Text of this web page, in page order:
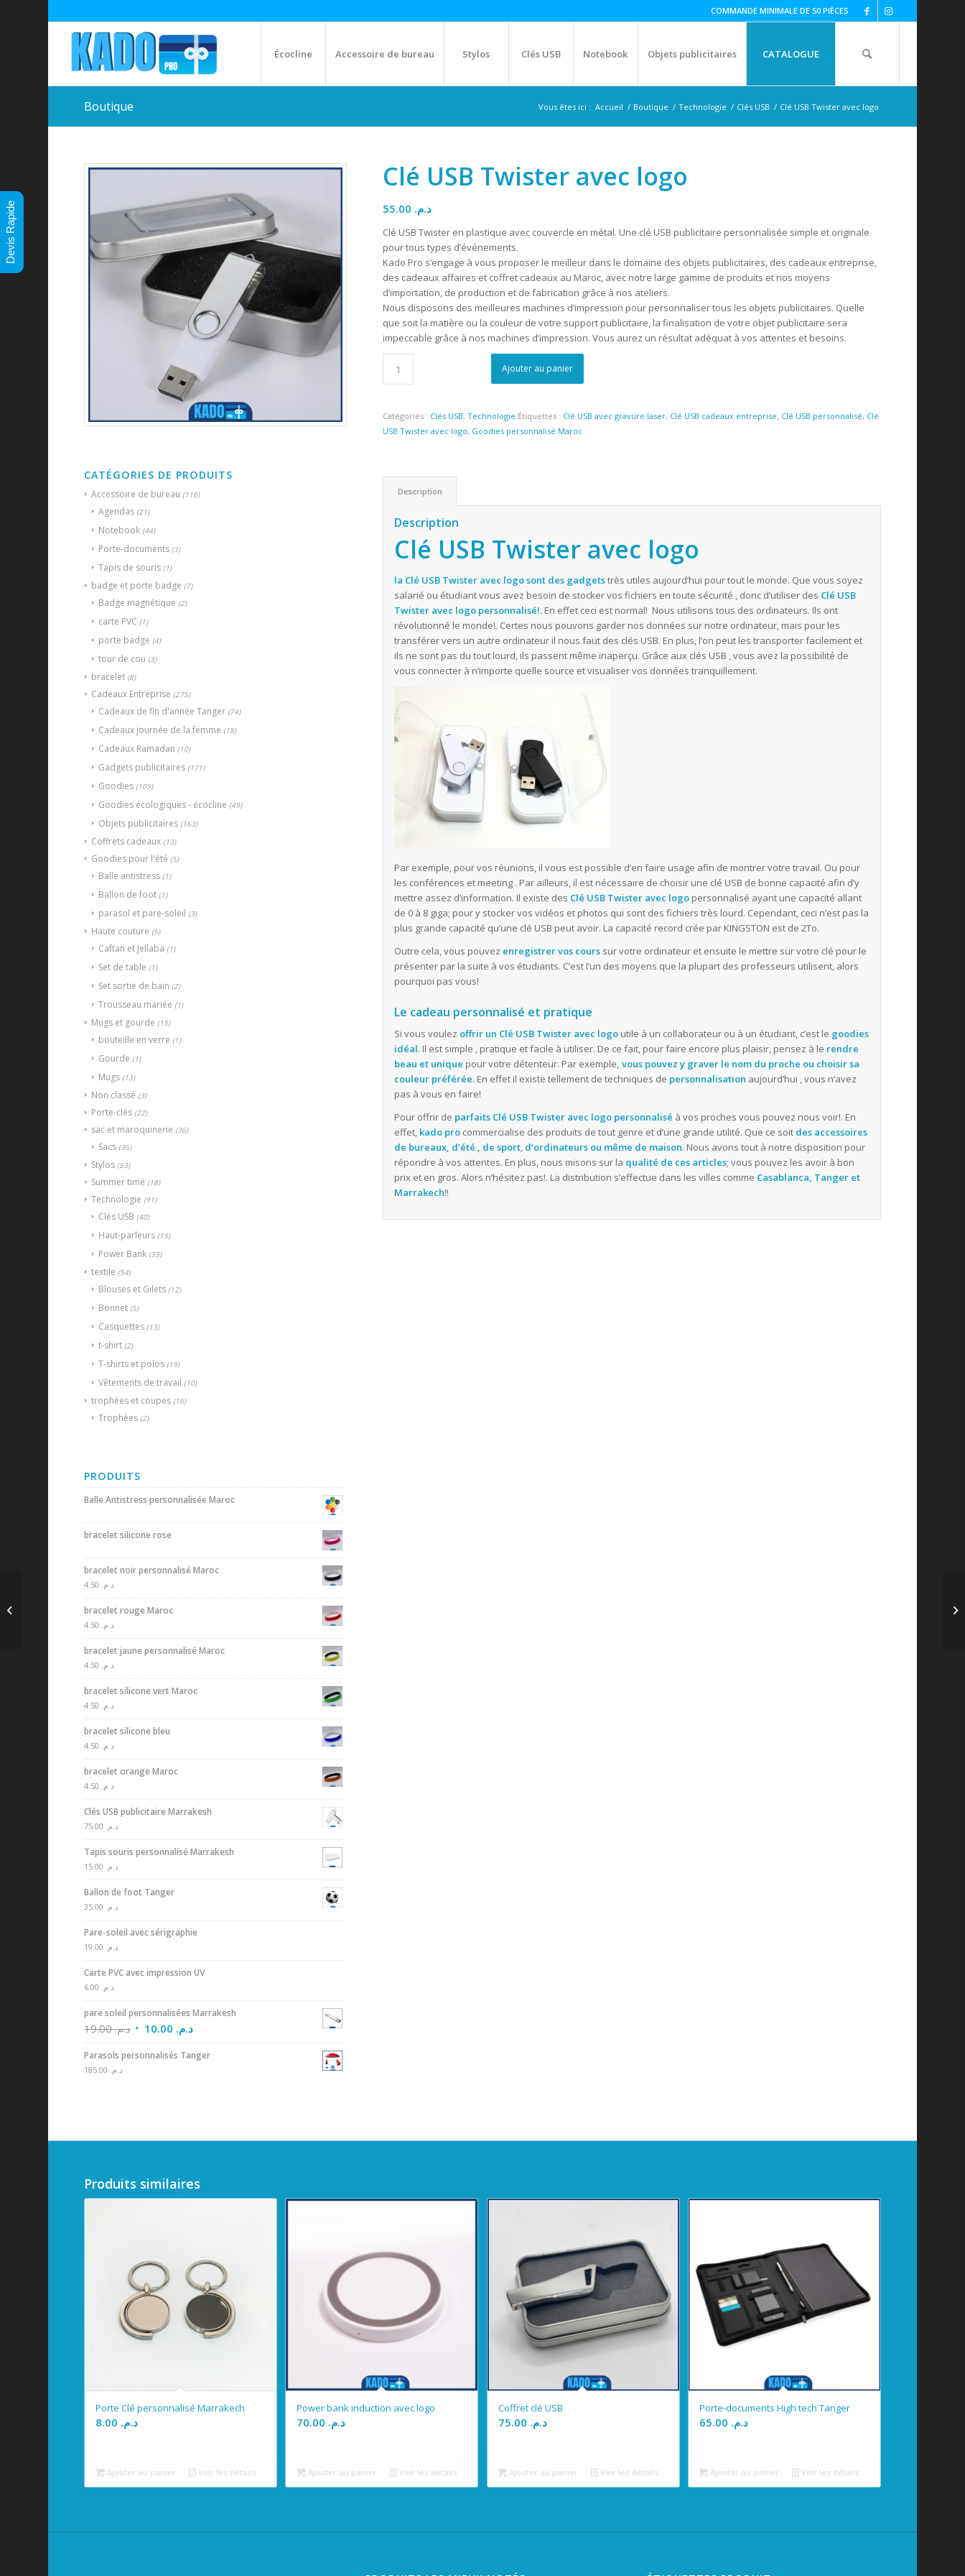
COMMANDE MINIMALE DE 50 PIÈCES
Écocline Accessoire de bureau Stylos Clés USB Notebook Objets publicitaires CATALOGUE
Boutique Vous êtes ici : Accueil / Boutique / Technologie / Clés USB / Clé USB Twister avec logo
CATÉGORIES DE PRODUITS
Accessoire de bureau (116)
Agendas (21)
Notebook (44)
Porte-documents (3)
Tapis de souris (1)
badge et porte badge (7)
Badge magnétique (2)
carte PVC (1)
porte badge (4)
tour de cou (3)
bracelet (8)
Cadeaux Entreprise (275)
Cadeaux de fin d'année Tanger (74)
Cadeaux journée de la femme (18)
Cadeaux Ramadan (10)
Gadgets publicitaires (171)
Goodies (105)
Goodies écologiques - écocline (49)
Objets publicitaires (163)
Coffrets cadeaux (13)
Goodies pour l'été (5)
Balle antistress (1)
Ballon de foot (1)
parasol et pare-soleil (3)
Haute couture (5)
Caftan et Jellaba (1)
Set de table (1)
Set sortie de bain (2)
Trousseau mariée (1)
Mugs et gourde (15)
bouteille en verre (1)
Gourde (1)
Mugs (13)
Non classé (3)
Porte-clés (22)
sac et maroquinerie (36)
Sacs (36)
Stylos (53)
Summer time (18)
Technologie (91)
Clés USB (40)
Haut-parleurs (15)
Power Bank (33)
textile (54)
Blouses et Gilets (12)
Bonnet (5)
Casquettes (13)
t-shirt (2)
T-shirts et polos (19)
Vêtements de travail (10)
trophées et coupes (16)
Trophées (2)
PRODUITS
Balle Antistress personnalisée Maroc
bracelet silicone rose
bracelet noir personnalisé Maroc
د.م.
bracelet rouge Maroc
د.م.
bracelet jaune personnalisé Maroc
د.م.
bracelet silicone vert Maroc
د.م.
bracelet silicone bleu
د.م.
bracelet orange Maroc
د.م.
Clés USB publicitaire Marrakesh
د.م.
Tapis souris personnalisé Marrakesh
د.م.
Ballon de foot Tanger
د.م.
Pare-soleil avec sérigraphie
د.م.
Carte PVC avec impression UV
د.م.
pare soleil personnalisées Marrakesh
د.م.19.00 د.م.
Parasols personnalisés Tanger
د.م.
Clé USB Twister avec logo
د.م.
Clé USB Twister en plastique avec couvercle en métal. Une clé USB publicitaire personnalisée simple et originale
pour tous types d’événements.
Kado Pro s’engage à vous proposer le meilleur dans le domaine des objets publicitaires, des cadeaux entreprise,
des cadeaux affaires et coffret cadeaux au Maroc, avec notre large gamme de produits et nos moyens
d’importation, de production et de fabrication grâce à nos ateliers.
Nous disposons des meilleures machines d’impression pour personnaliser tous les objets publicitaires. Quelle
que soit la matière ou la couleur de votre support publicitaire, la finalisation de votre objet publicitaire sera
impeccable grâce à nos machines d’impression. Vous aurez un résultat adéquat à vos attentes et besoins.
Ajouter au panier
Catégories : Clés USB,Technologie Étiquettes : Clé USB avec gravure laser, Clé USB cadeaux entreprise, Clé USB personnalisé, Clé
USB Twister avec logo, Goodies personnalisé Maroc
Description
Description
Clé USB Twister avec logo
la Clé USB Twister avec logo sont des gadgetstrès utiles aujourd’hui pour tout le monde. Que vous soyez
salarié ou étudiant vous avez besoin de stocker vos fichiers en toute sécurité , donc d’utiliser des Clé USB
Twister avec logo personnalisé!. En effet ceci est normal! Nous utilisons tous des ordinateurs. Ils ont
révolutionné le monde!. Certes nous pouvons garder nos données sur notre ordinateur, mais pour les
transférer vers un autre ordinateur il nous faut des clés USB. En plus, l’on peut les transporter facilement et
ils ne sont pas du tout lourd, ils passent même inaperçu. Grâce aux clés USB , vous avez la possibilité de
vous connecter à n’importe quelle source et visualiser vos données tranquillement.
Par exemple, pour vos réunions, il vous est possible d’en faire usage afin de montrer votre travail. Ou pour
les conférences et meeting . Par ailleurs, il est nécessaire de choisir une clé USB de bonne capacité afin d’y
mettre assez d’information. Il existe des Clé USB Twister avec logo personnalisé ayant une capacité allant
de 0 à 8 giga; pour y stocker vos vidéos et photos qui sont des fichiers très lourd. Cependant, ceci n’est pas la
plus grande capacité qu’une clé USB peut avoir. La capacité record crée par KINGSTON est de 2To.
Outre cela, vous pouvez enregistrer vos cours sur votre ordinateur et ensuite le mettre sur votre clé pour le
présenter par la suite à vos étudiants. C’est l’un des moyens que la plupart des professeurs utilisent, alors
pourquoi pas vous!
Le cadeau personnalisé et pratique
Si vous voulez offrir un Clé USB Twister avec logo utile à un collaborateur ou à un étudiant, c’est le goodies
idéal. Il est simple , pratique et facile à utiliser. De ce fait, pour faire encore plus plaisir, pensez à le rendre
beau et unique pour votre détenteur. Par exemple, vous pouvez y graver le nom du proche ou choisir sa
couleur préférée. En effet il existe tellement de techniques de personnalisation aujourd’hui , vous n’avez
pas à vous en faire!
Pour offrir de parfaits Clé USB Twister avec logo personnalisé à vos proches vous pouvez nous voir!. En
effet, kado pro commercialise des produits de tout genre et d’une grande utilité. Que ce soit des accessoires
de bureaux, d’été , de sport, d’ordinateurs ou même de maison. Nous avons tout à notre disposition pour
répondre à vos attentes. En plus, nous misons sur la qualité de ces articles; vous pouvez les avoir à bon
prix et en gros. Alors n’hésitez pas!. La distribution s’effectue dans les villes comme Casablanca, Tanger et
Marrakech!!
Produits similaires
Porte Clé personnalisé Marrakech
د.م.
Ajouter au panier Voir les détails
Power bank induction avec logo
د.م.
Ajouter au panier Voir les détails
Coffret clé USB
د.م.
Ajouter au panier Voir les détails
Porte-documents High tech Tanger
د.م.
Ajouter au panier Voir les détails
Lampe led Publicitaire
Devis Rapide